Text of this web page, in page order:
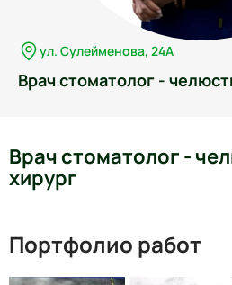
ул. Сулейменова, 24А
Врач стоматолог -
Врач стоматолог -
хирург
Портфолио работ